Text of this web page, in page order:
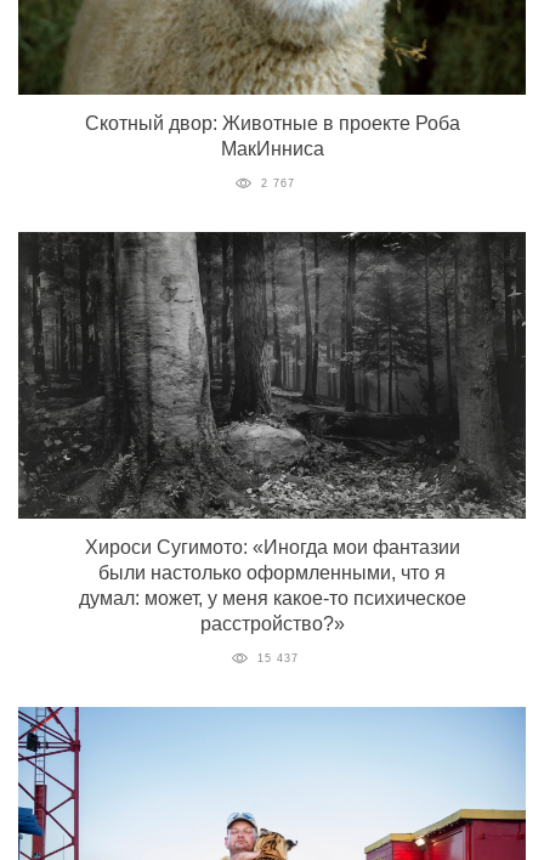
Скотный двор: Животные в проекте Роба
МакИнниса
2 767
Хироси Сугимото: «Иногда мои фантазии
были настолько оформленными, что я
думал: может, у меня какое-то психическое
расстройство?»
15 437